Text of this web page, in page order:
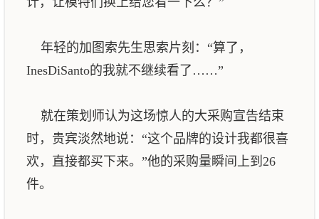
年轻的加图索先生思索片刻：“算了，
InesDiSanto的我就不继续看了……”
就在策划师认为这场惊人的大采购宣告结束
时，贵宾淡然地说：“这个品牌的设计我都很喜
欢，直接都买下来。”他的采购量瞬间上到26
件。